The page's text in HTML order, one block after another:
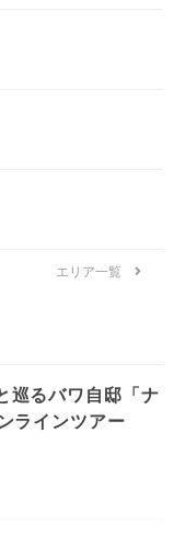
エリア一覧
巡るバワ自邸「ナ
ラインツアー